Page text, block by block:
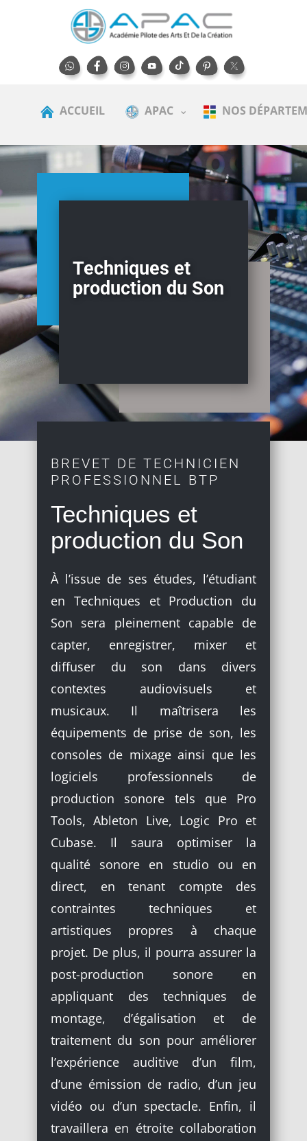
ACCUEIL APAC NOS
Techniques et
production du Son
BREVET DE TECHNICIEN
PROFESSIONNEL BTP
Techniques et
production du Son
À l’issue de ses études, l’étudiant
en Techniques et Production du
Son sera pleinement capable de
capter, enregistrer, mixer et
diffuser du son dans divers
contextes audiovisuels et
musicaux. Il maîtrisera les
équipements de prise de son, les
consoles de mixage ainsi que les
logiciels professionnels de
production sonore tels que Pro
Tools, Ableton Live, Logic Pro et
Cubase. Il saura optimiser la
qualité sonore en studio ou en
direct, en tenant compte des
contraintes techniques et
artistiques propres à chaque
projet. De plus, il pourra assurer la
post-production sonore en
appliquant des techniques de
montage, d’égalisation et de
traitement du son pour améliorer
l’expérience auditive d’un film,
d’une émission de radio, d’un jeu
vidéo ou d’un spectacle. Enfin, il
travaillera en étroite collaboration